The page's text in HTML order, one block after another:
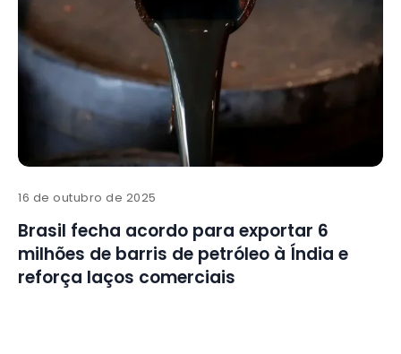
16 de outubro de 2025
Brasil fecha acordo para exportar 6
milhões de barris de petróleo à Índia e
reforça laços comerciais